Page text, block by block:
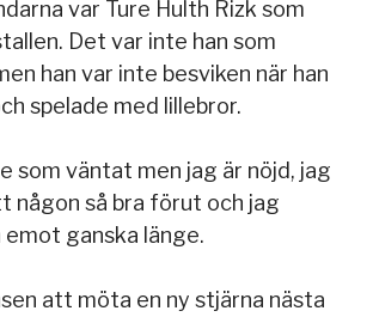
var Ture Hulth Rizk som
Det var inte han som
han var inte besviken när han
spelade med lillebror.
som väntat men jag är nöjd, jag
någon så bra förut och jag
emot ganska länge.
att möta en ny stjärna nästa